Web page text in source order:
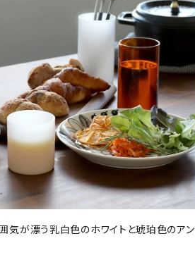
気が漂う乳白色のホワイトと琥珀色のアン